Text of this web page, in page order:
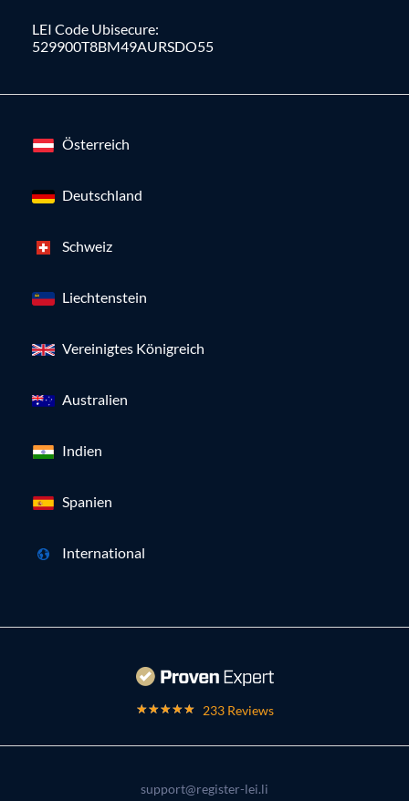
LEI Code Ubisecure:
529900T8BM49AURSDO55
Österreich
Deutschland
Schweiz
Liechtenstein
Vereinigtes Königreich
Australien
Indien
Spanien
International
233 Reviews
support@register-lei.li